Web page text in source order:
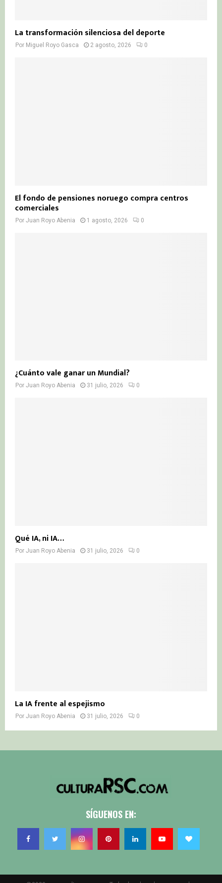
La transformación silenciosa del deporte
Por Miguel Royo Gasca 2 agosto, 2026 0
El fondo de pensiones noruego compra centros
comerciales
Por Juan Royo Abenia 1 agosto, 2026 0
¿Cuánto vale ganar un Mundial?
Por Juan Royo Abenia 31 julio, 2026 0
Qué IA, ni IA…
Por Juan Royo Abenia 31 julio, 2026 0
La IA frente al espejismo
Por Juan Royo Abenia 31 julio, 2026 0
SÍGUENOS EN: